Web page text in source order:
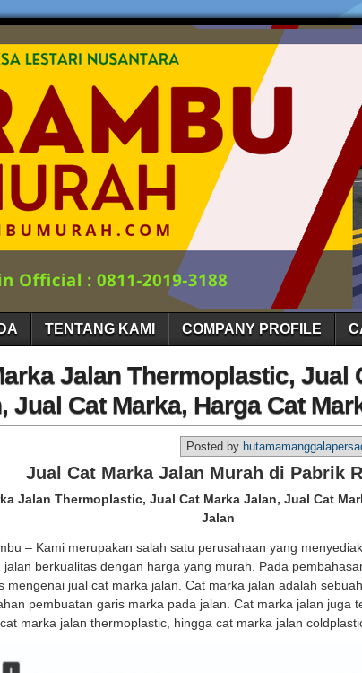
TENTANG KAMI COMPANY PROFILE
Jalan Thermoplastic, Jual
Jual Cat Marka, Harga Cat
Posted by
Jual Cat Marka Jalan Murah di Pabrik
Jalan Thermoplastic, Jual Cat Marka Jalan, Jual Cat
Jalan
– Kami merupakan salah satu perusahaan yang
jalan berkualitas dengan harga yang murah. Pada
mengenai jual cat marka jalan. Cat marka jalan adalah
pembuatan garis marka pada jalan. Cat marka jalan juga
marka jalan thermoplastic, hingga cat marka jalan